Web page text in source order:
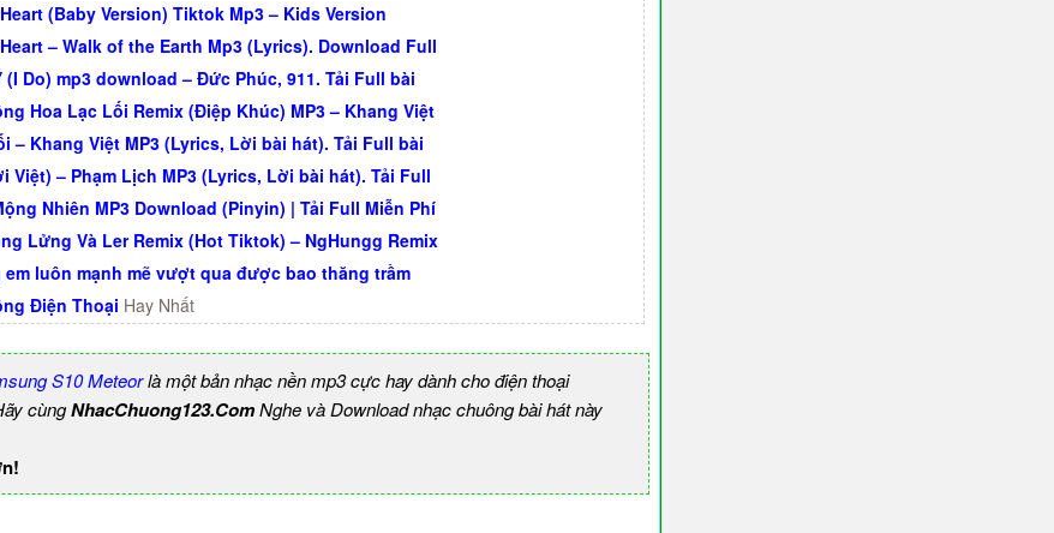
(Baby Version) Tiktok Mp3 – Kids Version
– Walk of the Earth Mp3 (Lyrics). Download Full
(I Do) mp3 download – Đức Phúc, 911. Tải Full bài
Hoa Lạc Lối Remix (Điệp Khúc) MP3 – Khang Việt
– Khang Việt MP3 (Lyrics, Lời bài hát). Tải Full bài
Việt) – Phạm Lịch MP3 (Lyrics, Lời bài hát). Tải Full
Nhiên MP3 Download (Pinyin) | Tải Full Miễn Phí
Lửng Và Ler Remix (Hot Tiktok) – NgHungg Remix
em luôn mạnh mẽ vượt qua được bao thăng trầm
Điện Thoại Hay Nhất
S10 Meteorlà một bản nhạc nền mp3 cực hay dành cho điện thoại
cùngNhacChuong123.ComNghe và Download nhạc chuông bài hát này